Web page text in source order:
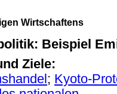
Wirtschaftens
Beispiel
Ziele:
; Kyoto-